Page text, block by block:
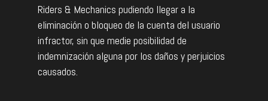
Riders & Mechanics pudiendo llegar a la
eliminación o bloqueo de la cuenta del usuario
infractor, sin que medie posibilidad de
indemnización alguna por los daños y perjuicios
causados.